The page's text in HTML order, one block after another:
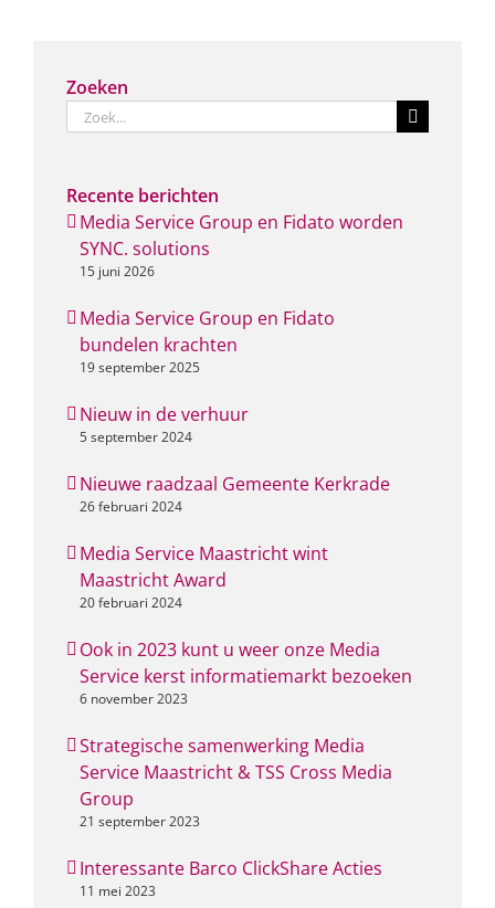
Zoeken
Zoeken
naar:
Recente berichten
Media Service Group en Fidato worden
SYNC. solutions
15 juni 2026
Media Service Group en Fidato
bundelen krachten
19 september 2025
Nieuw in de verhuur
5 september 2024
Nieuwe raadzaal Gemeente Kerkrade
26 februari 2024
Media Service Maastricht wint
Maastricht Award
20 februari 2024
Ook in 2023 kunt u weer onze Media
Service kerst informatiemarkt bezoeken
6 november 2023
Strategische samenwerking Media
Service Maastricht & TSS Cross Media
Group
21 september 2023
Interessante Barco ClickShare Acties
11 mei 2023